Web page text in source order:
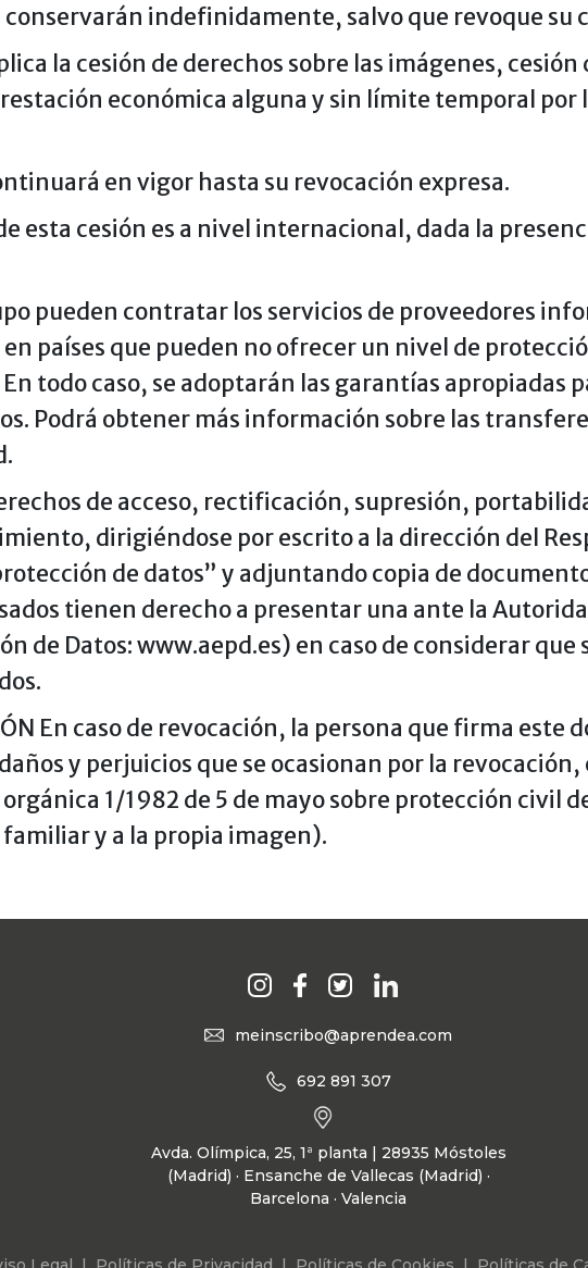
conservarán indefinidamente, salvo que revoque su
la cesión de derechos sobre las imágenes,
económica alguna y sin límite temporal por
en vigor hasta su revocación expresa.
esta cesión es a nivel internacional, dada la
pueden contratar los servicios de proveedores
países que pueden no ofrecer un nivel de
todo caso, se adoptarán las garantías apropiadas
Podrá obtener más información sobre las
de acceso, rectificación, supresión,
dirigiéndose por escrito a la dirección del
de datos” y adjuntando copia de
tienen derecho a presentar una ante la
de Datos: www.aepd.es) en caso de considerar que
En caso de revocación, la persona que firma
y perjuicios que se ocasionan por la
orgánica 1/1982 de 5 de mayo sobre protección civil
y a la propia imagen).
meinscribo@aprendea.com
692 891 307
Avda. Olímpica, 25, 1ª planta | 28935 Móstoles
(Madrid) · Ensanche de Vallecas (Madrid) ·
Barcelona · Valencia